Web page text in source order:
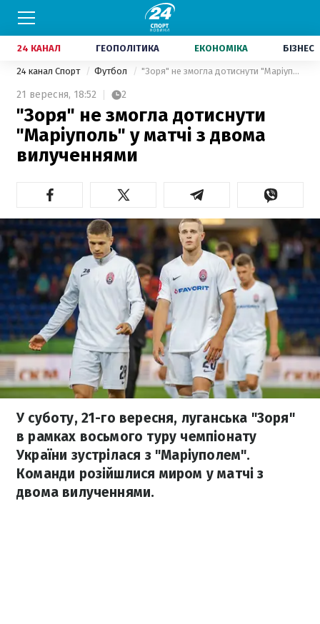
24 КАНАЛ ГЕОПОЛІТИКА ЕКОНОМІКА БІЗНЕС
24 канал Спорт Футбол "Зоря" не змогла дотиснути "Маріуполь" у матчі з двома вилученнями
21 вересня, 18:52 2
"Зоря" не змогла дотиснути
"Маріуполь" у матчі з двома
вилученнями
У суботу, 21-го вересня, луганська "Зоря"
в рамках восьмого туру чемпіонату
України зустрілася з "Маріуполем".
Команди розійшлися миром у матчі з
двома вилученнями.